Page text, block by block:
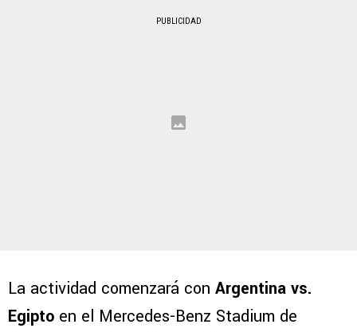
PUBLICIDAD
La actividad comenzará con Argentina vs.
Egipto en el Mercedes-Benz Stadium de